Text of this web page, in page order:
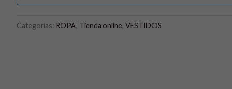
Categorías: ROPA, Tienda online,VESTIDOS